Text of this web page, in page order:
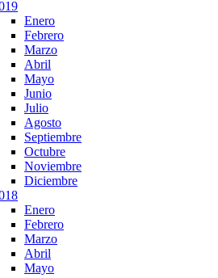
Enero
Febrero
Marzo
Abril
Mayo
Junio
Julio
Agosto
Septiembre
Octubre
Noviembre
Diciembre
Enero
Febrero
Marzo
Abril
Mayo